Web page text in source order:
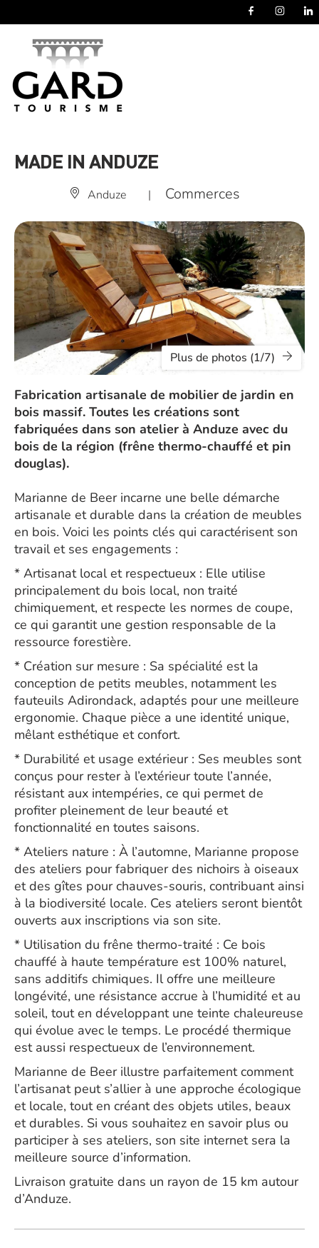
MADE IN ANDUZE
Anduze | Commerces
Plus de photos (1/7)
Fabrication artisanale de mobilier de jardin en
bois massif. Toutes les créations sont
fabriquées dans son atelier à Anduze avec du
bois de la région (frêne thermo-chauffé et pin
douglas).
Marianne de Beer incarne une belle démarche
artisanale et durable dans la création de meubles
en bois. Voici les points clés qui caractérisent son
travail et ses engagements :
* Artisanat local et respectueux : Elle utilise
principalement du bois local, non traité
chimiquement, et respecte les normes de coupe,
ce qui garantit une gestion responsable de la
ressource forestière.
* Création sur mesure : Sa spécialité est la
conception de petits meubles, notamment les
fauteuils Adirondack, adaptés pour une meilleure
ergonomie. Chaque pièce a une identité unique,
mêlant esthétique et confort.
* Durabilité et usage extérieur : Ses meubles sont
conçus pour rester à l’extérieur toute l’année,
résistant aux intempéries, ce qui permet de
profiter pleinement de leur beauté et
fonctionnalité en toutes saisons.
* Ateliers nature : À l’automne, Marianne propose
des ateliers pour fabriquer des nichoirs à oiseaux
et des gîtes pour chauves-souris, contribuant ainsi
à la biodiversité locale. Ces ateliers seront bientôt
ouverts aux inscriptions via son site.
* Utilisation du frêne thermo-traité : Ce bois
chauffé à haute température est 100% naturel,
sans additifs chimiques. Il offre une meilleure
longévité, une résistance accrue à l’humidité et au
soleil, tout en développant une teinte chaleureuse
qui évolue avec le temps. Le procédé thermique
est aussi respectueux de l’environnement.
Marianne de Beer illustre parfaitement comment
l’artisanat peut s’allier à une approche écologique
et locale, tout en créant des objets utiles, beaux
et durables. Si vous souhaitez en savoir plus ou
participer à ses ateliers, son site internet sera la
meilleure source d’information.
Livraison gratuite dans un rayon de 15 km autour
d’Anduze.